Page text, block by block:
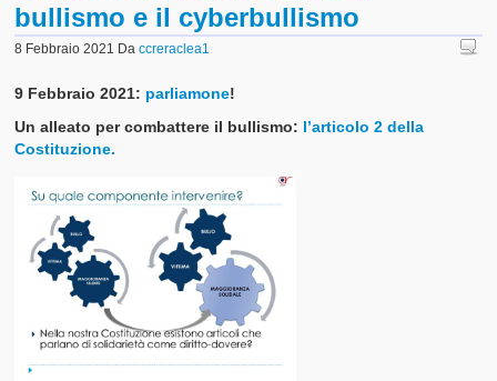
Attori
Interlocutori
Il Progetto
Statuto
I nostri Valori
Il Glossario del Cittadino
bullismo e il cyberbullismo
8 Febbraio 2021 Daccreraclea1
9 Febbraio 2021: parliamone!
Un alleato per combattere il bullismo: l’articolo 2 della
Costituzione.